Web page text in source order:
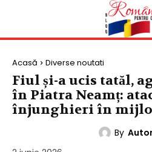
Acasă Diverse noutati
Fiul și-a ucis tatăl,
în Piatra Neamț:
înjunghieri în
By